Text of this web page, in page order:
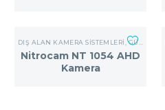
DIŞ ALAN KAMERA SISTEMLERI ,GÜVENLIK KAMERA SISTEMLERI
Nitrocam NT 1054 AHD
Kamera